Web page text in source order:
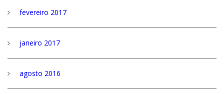
fevereiro 2017
janeiro 2017
agosto 2016